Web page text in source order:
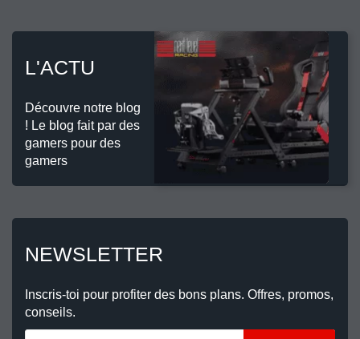
L'ACTU
Découvre notre blog
! Le blog fait par des
gamers pour des
gamers
NEWSLETTER
Inscris-toi pour profiter des bons plans. Offres, promos,
conseils.